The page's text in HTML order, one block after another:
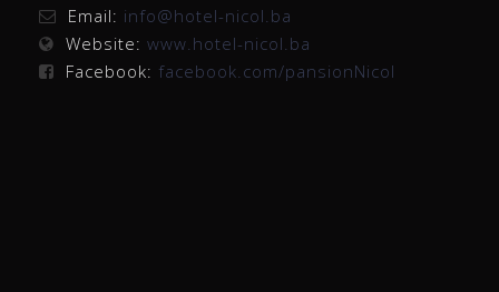
Email: info@hotel-nicol.ba
Website: www.hotel-nicol.ba
Facebook: facebook.com/pansionNicol